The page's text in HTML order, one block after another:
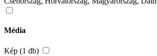
Média
Kép (1 db)